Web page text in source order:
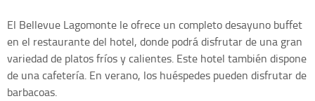
El Bellevue Lagomonte le ofrece un completo desayuno buffet
en el restaurante del hotel, donde podrá disfrutar de una gran
variedad de platos fríos y calientes. Este hotel también dispone
de una cafetería. En verano, los huéspedes pueden disfrutar de
barbacoas.